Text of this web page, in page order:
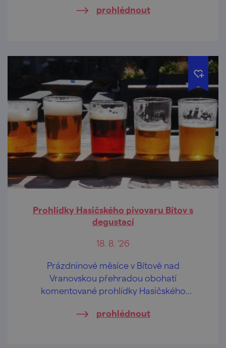
prohlédnout
Prohlídky Hasičského pivovaru Bítov s
degustací
18. 8. '26
Prázdninové měsíce v Bítově nad
Vranovskou přehradou obohatí
komentované prohlídky Hasičského
prohlédnout